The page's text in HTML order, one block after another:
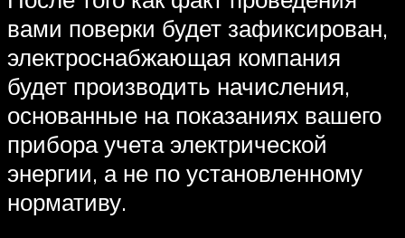
вами поверки будет зафиксирован,
электроснабжающая компания
будет производить начисления,
основанные на показаниях вашего
прибора учета электрической
энергии, а не по установленному
нормативу.